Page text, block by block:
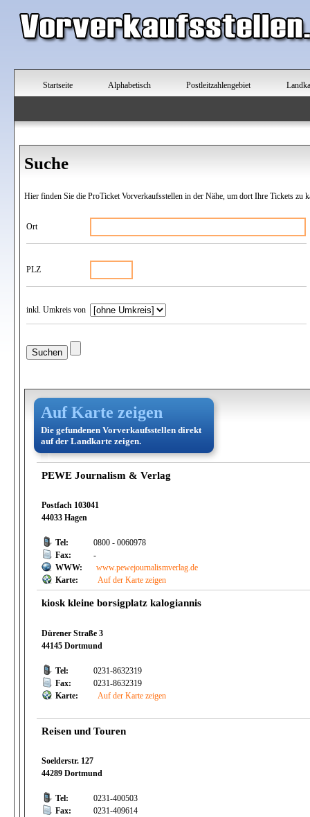
Startseite Alphabetisch Postleitzahlengebiet
Suche
Hier finden Sie die ProTicket Vorverkaufsstellen in der Nähe, um dort Ihre Tickets zu
Ort
PLZ
inkl. Umkreis von
Auf Karte zeigen
Die gefundenen Vorverkaufsstellen direkt
auf der Landkarte zeigen.
PEWE Journalism & Verlag
Postfach 103041
44033 Hagen
Tel:
0800 - 0060978
Fax:
-
WWW:
www.pewejournalismverlag.de
Karte:
Auf der Karte zeigen
kiosk kleine borsigplatz kalogiannis
Dürener Straße 3
44145 Dortmund
Tel:
0231-8632319
Fax:
0231-8632319
Karte:
Auf der Karte zeigen
Reisen und Touren
Soelderstr. 127
44289 Dortmund
Tel:
0231-400503
Fax:
0231-409614